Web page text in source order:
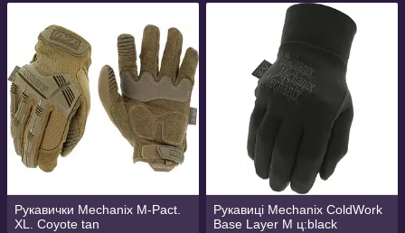
Рукавички Mechanix M-Pact.
XL. Coyote tan
Рукавиці Mechanix ColdWork
Base Layer M ц:black